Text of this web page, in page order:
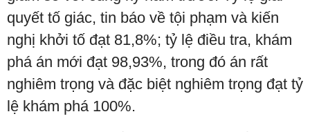
quyết tố giác, tin báo về tội phạm và kiến
nghị khởi tố đạt 81,8%; tỷ lệ điều tra, khám
phá án mới đạt 98,93%, trong đó án rất
nghiêm trọng và đặc biệt nghiêm trọng đạt tỷ
lệ khám phá 100%.